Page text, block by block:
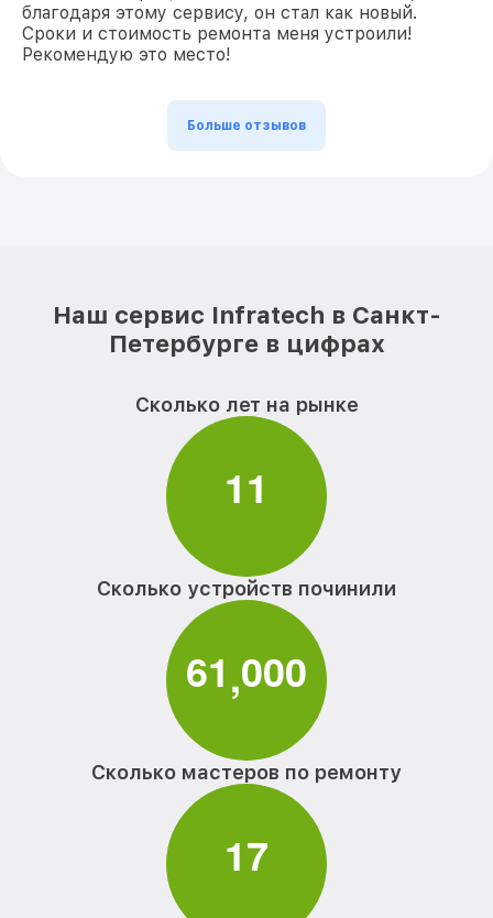
благодаря этому сервису, он стал как новый.
Сроки и стоимость ремонта меня устроили!
Рекомендую это место!
Больше отзывов
Наш сервис Infratech в Санкт-
Петербурге в цифрах
Сколько лет на рынке
11
Сколько устройств починили
61,000
Сколько мастеров по ремонту
17